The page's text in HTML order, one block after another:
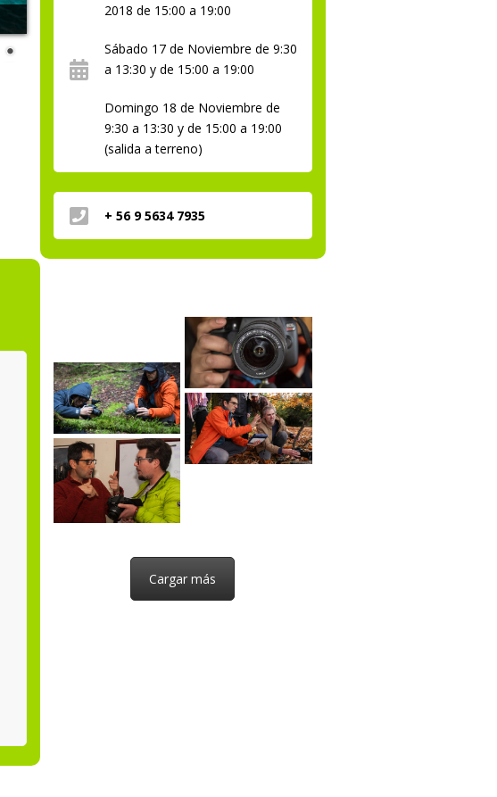
2018 de 15:00 a 19:00
Sábado 17 de Noviembre de 9:30
a 13:30 y de 15:00 a 19:00
Domingo 18 de Noviembre de
9:30 a 13:30 y de 15:00 a 19:00
(salida a terreno)
+ 56 9 5634 7935
Cargar más